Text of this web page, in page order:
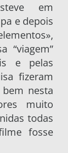
em
e depois
“viagem”
e pelas
fizeram
nesta
muito
todas
fosse